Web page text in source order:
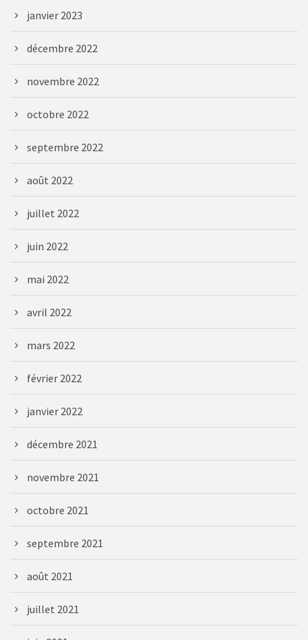
janvier 2023
décembre 2022
novembre 2022
octobre 2022
septembre 2022
août 2022
juillet 2022
juin 2022
mai 2022
avril 2022
mars 2022
février 2022
janvier 2022
décembre 2021
novembre 2021
octobre 2021
septembre 2021
août 2021
juillet 2021